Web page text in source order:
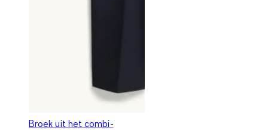
Broek uit het combi-